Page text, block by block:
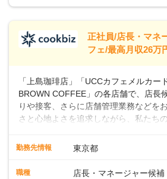
※経験・スキルを考慮の
※別途、残業代および各
※試用期間なし
■店長職： ・西日本／
万円＋賞与(年3回)・店
正社員/店長・マネ
フェ/最高月収26万
「上島珈琲店」「UCCカフェメルカー
BROWN COFFEE」の各店舗で、店長
りや接客、さらに店舗管理業務などを
さと心地よさを追求しながら、私たち
の抽出や各種ドリンクの作成お客様の
タートも安心 ◎サポート体制充実コー
勤務先情報 東京都
職種 店長・マネージャー候補